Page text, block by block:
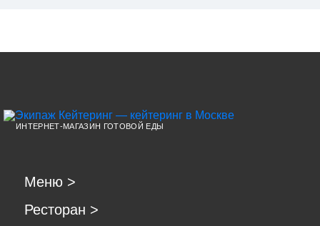
ИНТЕРНЕТ-МАГАЗИН ГОТОВОЙ ЕДЫ
Меню >
Ресторан >